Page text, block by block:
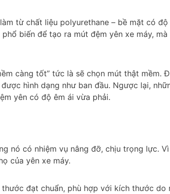
từ chất liệu polyurethane – bề mặt có
biến để tạo ra mút đệm yên xe máy,
càng tốt” tức là sẽ chọn mút thật mềm.
hình dạng như ban đầu. Ngược lại,
yên có độ êm ái vừa phải.
nó có nhiệm vụ nâng đỡ, chịu trọng lực.
của yên xe máy.
đạt chuẩn, phù hợp với kích thước do